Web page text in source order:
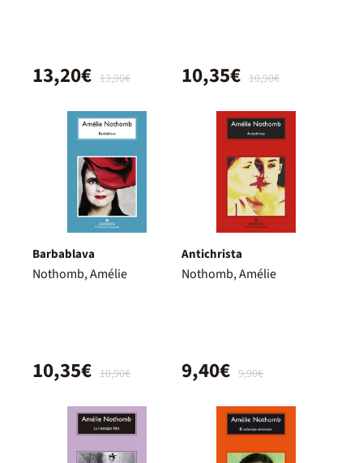
13,90€
13,20€ 10,90€
10,35€
Barbablava
Nothomb, Amélie
10,90€
10,35€
Antichrista
Nothomb, Amélie
9,90€
9,40€